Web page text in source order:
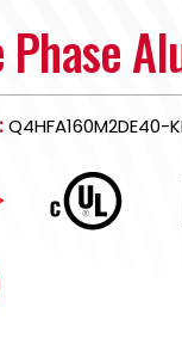
Phase
Q4HFA160M2DE40-